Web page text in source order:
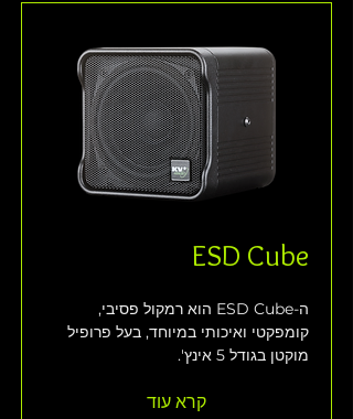
ESD Cube
ה-ESD Cube הוא רמקול פסיבי,
קומפקטי ואיכותי במיוחד, בעל פרופיל
מוקטן בגודל 5 אינץ'.
קרא עוד